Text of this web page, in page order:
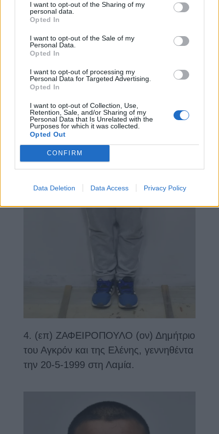
I want to opt-out of the Sharing of my
personal data.
Opted In
I want to opt-out of the Sale of my
Personal Data.
Opted In
I want to opt-out of processing my
Personal Data for Targeted Advertising.
Opted In
I want to opt-out of Collection, Use,
Retention, Sale, and/or Sharing of my
Personal Data that Is Unrelated with the
Purposes for which it was collected.
Opted Out
CONFIRM
Data Deletion Data Access Privacy Policy
4. (επ) ΖΑΦΕΙΡΟΠΟΥΛΟ (ον) Δημήτριο
του Αγκρόν και της Ελένης, γεννηθέντα
την 20-5-1999 στη Λαμία.